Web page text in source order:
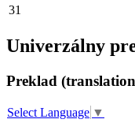
31
Univerzálny
Preklad
Select Language ▼